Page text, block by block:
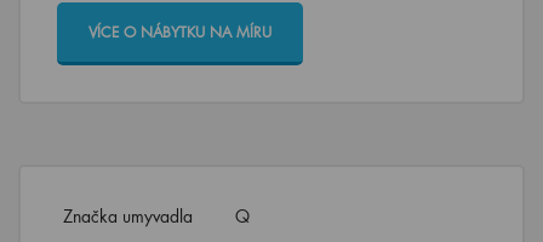
VÍCE O NÁBYTKU NA MÍRU
Značka umyvadla
Q